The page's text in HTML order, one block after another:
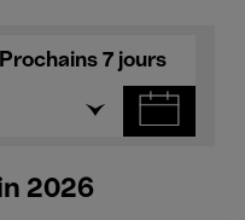
Prochains 7 jours
2026